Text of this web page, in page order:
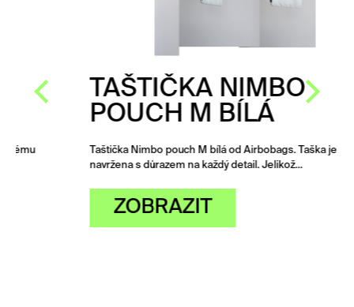
TAŠTIČKA NIMBO
POUCH M BÍLÁ
Taštička Nimbo pouch M bílá od Airbobags. Taška je
navržena s důrazem na každý detail. Jelikož…
ZOBRAZIT